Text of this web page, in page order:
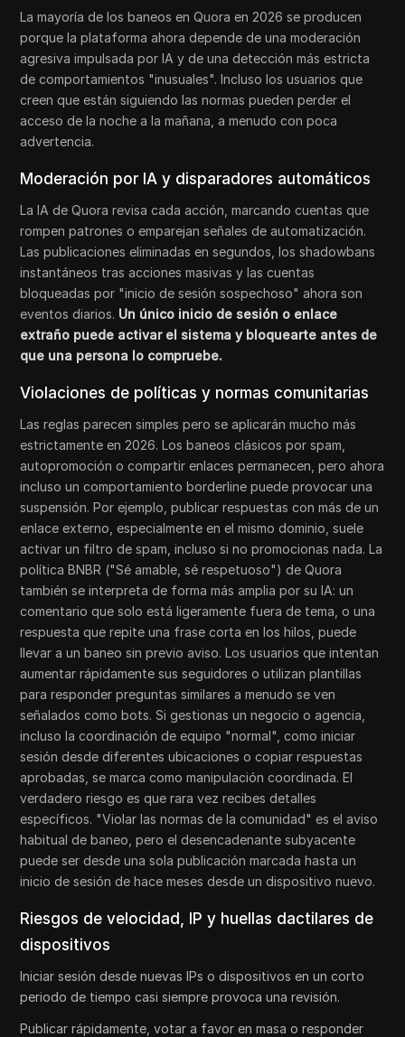
La mayoría de los baneos en Quora en 2026 se producen
porque la plataforma ahora depende de una moderación
agresiva impulsada por IA y de una detección más estricta
de comportamientos "inusuales". Incluso los usuarios que
creen que están siguiendo las normas pueden perder el
acceso de la noche a la mañana, a menudo con poca
advertencia.
Moderación por IA y disparadores automáticos
La IA de Quora revisa cada acción, marcando cuentas que
rompen patrones o emparejan señales de automatización.
Las publicaciones eliminadas en segundos, los shadowbans
instantáneos tras acciones masivas y las cuentas
bloqueadas por "inicio de sesión sospechoso" ahora son
eventos diarios. Un único inicio de sesión o enlace
extraño puede activar el sistema y bloquearte antes de
que una persona lo compruebe.
Violaciones de políticas y normas comunitarias
Las reglas parecen simples pero se aplicarán mucho más
estrictamente en 2026. Los baneos clásicos por spam,
autopromoción o compartir enlaces permanecen, pero ahora
incluso un comportamiento borderline puede provocar una
suspensión. Por ejemplo, publicar respuestas con más de un
enlace externo, especialmente en el mismo dominio, suele
activar un filtro de spam, incluso si no promocionas nada. La
política BNBR ("Sé amable, sé respetuoso") de Quora
también se interpreta de forma más amplia por su IA: un
comentario que solo está ligeramente fuera de tema, o una
respuesta que repite una frase corta en los hilos, puede
llevar a un baneo sin previo aviso. Los usuarios que intentan
aumentar rápidamente sus seguidores o utilizan plantillas
para responder preguntas similares a menudo se ven
señalados como bots. Si gestionas un negocio o agencia,
incluso la coordinación de equipo "normal", como iniciar
sesión desde diferentes ubicaciones o copiar respuestas
aprobadas, se marca como manipulación coordinada. El
verdadero riesgo es que rara vez recibes detalles
específicos. "Violar las normas de la comunidad" es el aviso
habitual de baneo, pero el desencadenante subyacente
puede ser desde una sola publicación marcada hasta un
inicio de sesión de hace meses desde un dispositivo nuevo.
Riesgos de velocidad, IP y huellas dactilares de
dispositivos
Iniciar sesión desde nuevas IPs o dispositivos en un corto
periodo de tiempo casi siempre provoca una revisión.
Publicar rápidamente, votar a favor en masa o responder